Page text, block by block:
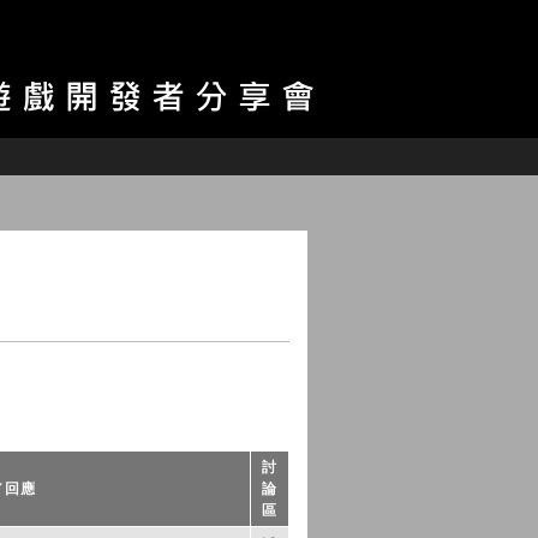
回應
討
論
區